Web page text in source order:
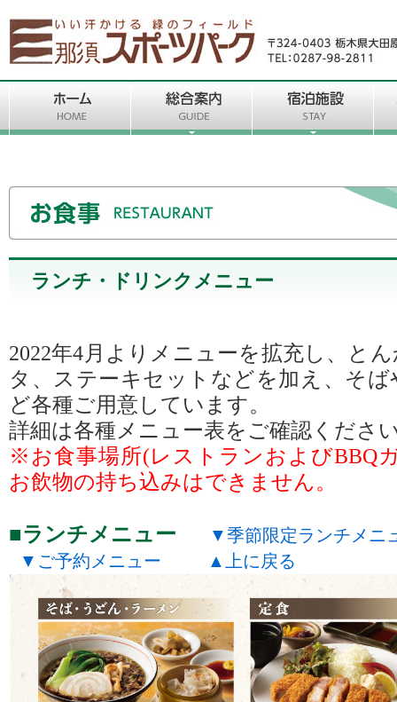
ランチ・ドリンクメニュー
2022年4月よりメニューを拡充し、と
タ、ステーキセットなどを加え、そ
ど各種ご用意しています。
詳細は各種メニュー表をご確認くださ
※お食事場所(レストランおよびBBQ
お飲物の持ち込みはできません。
ランチメニュー
季節限定ランチメニ
ご予約メニュー
上に戻る